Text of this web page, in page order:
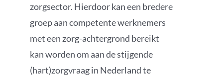
zorgsector. Hierdoor kan een bredere
groep aan competente werknemers
met een zorg-achtergrond bereikt
kan worden om aan de stijgende
(hart)zorgvraag in Nederland te